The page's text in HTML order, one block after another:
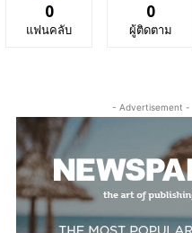
0
แฟนคลับ
0
ผู้ติดตาม
- Advertisement -